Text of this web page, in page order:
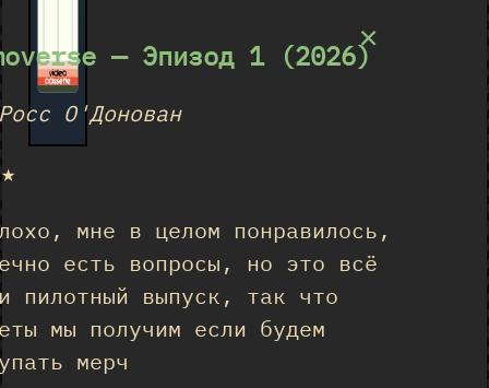
×
— Эпизод 1 (2026)
О'Донован
мне в целом понравилось,
есть вопросы, но это всё
пилотный выпуск, так что
мы получим если будем
мерч